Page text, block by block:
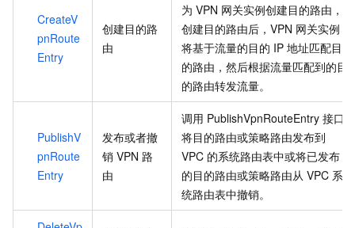
CreateV
pnRoute
Entry
创建目的路
由
为 VPN 网关实例创建目的路由，
创建目的路由后，VPN 网关实例
将基于流量的目的 IP 地址匹配目
的路由，然后根据流量匹配到的目
的路由转发流量。
PublishV
pnRoute
Entry
发布或者撤
销 VPN 路
由
调用 PublishVpnRouteEntry 接口
将目的路由或策略路由发布到
VPC 的系统路由表中或将已发布
的目的路由或策略路由从 VPC 系
统路由表中撤销。